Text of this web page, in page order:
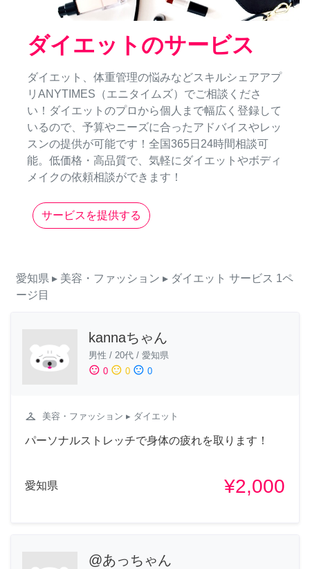
ダイエットのサービス
ダイエット、体重管理の悩みなどスキルシェアアプ
リANYTIMES（エニタイムズ）でご相談くださ
い！ダイエットのプロから個人まで幅広く登録して
いるので、予算やニーズに合ったアドバイスやレッ
スンの提供が可能です！全国365日24時間相談可
能。低価格・高品質で、気軽にダイエットやボディ
メイクの依頼相談ができます！
サービスを提供する
愛知県 ▸ 美容・ファッション ▸ ダイエット サービス 1ペ
ージ目
kannaちゃん
男性 / 20代 / 愛知県
sentiment_satisfied 0 sentiment_neutral 0 sentiment_dissatisfied 0
checkroom 美容・ファッション ▸ ダイエット
パーソナルストレッチで身体の疲れを取ります！
愛知県 ¥2,000
@あっちゃん